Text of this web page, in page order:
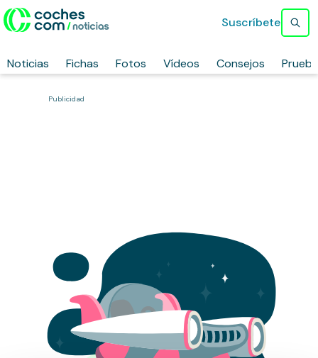
Noticias Fichas Fotos Vídeos Consejos
Suscríbete
Publicidad